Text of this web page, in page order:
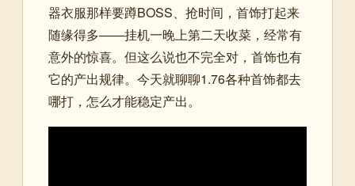
器衣服那样要蹲BOSS、抢时间，首饰打起来
随缘得多——挂机一晚上第二天收菜，经常有
意外的惊喜。但这么说也不完全对，首饰也有
它的产出规律。今天就聊聊1.76各种首饰都去
哪打，怎么才能稳定产出。